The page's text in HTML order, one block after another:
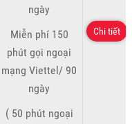
ngày
Miễn phí 150
phút gọi ngoại
mạng Viettel/ 90
ngày
( 50 phút ngoại
Chi tiết